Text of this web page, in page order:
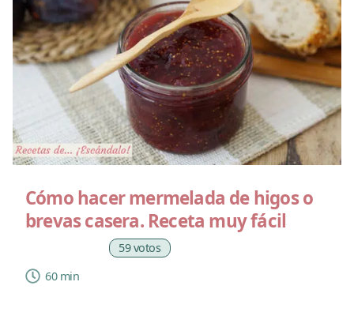
Cómo hacer mermelada de higos o
brevas casera. Receta muy fácil
59 votos
60 min